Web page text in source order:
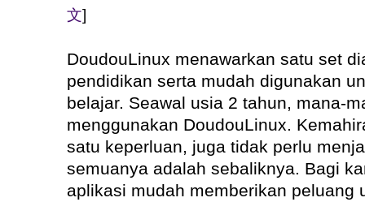
文]
DoudouLinux menawarkan satu set
pendidikan serta mudah digunakan
belajar. Seawal usia 2 tahun, mana-
menggunakan DoudouLinux.
satu keperluan, juga tidak perlu
semuanya adalah sebaliknya. Bagi
aplikasi mudah memberikan peluang